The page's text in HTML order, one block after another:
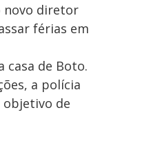
novo diretor
férias em
casa de Boto.
a polícia
objetivo de